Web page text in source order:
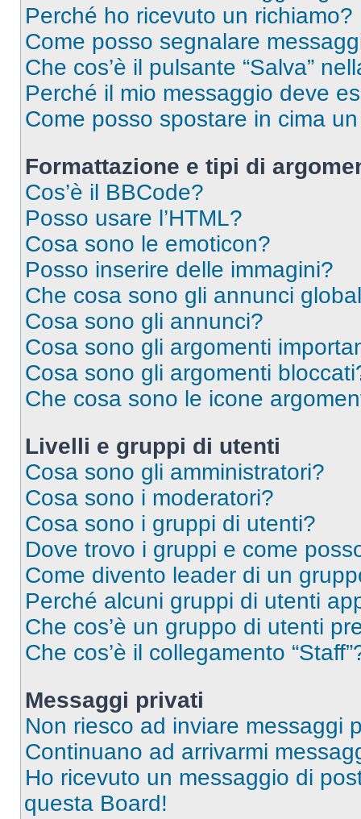
Perché ho ricevuto un richiamo?
Come posso segnalare
Che cos’è il pulsante “Salva”
Perché il mio messaggio deve
Come posso spostare in cima
Formattazione e tipi di
Cos’è il BBCode?
Posso usare l’HTML?
Cosa sono le emoticon?
Posso inserire delle immagini?
Che cosa sono gli annunci
Cosa sono gli annunci?
Cosa sono gli argomenti
Cosa sono gli argomenti
Che cosa sono le icone
Livelli e gruppi di utenti
Cosa sono gli amministratori?
Cosa sono i moderatori?
Cosa sono i gruppi di utenti?
Dove trovo i gruppi e come
Come divento leader di un
Perché alcuni gruppi di utenti
Che cos’è un gruppo di utenti
Che cos’è il collegamento
Messaggi privati
Non riesco ad inviare messaggi
Continuano ad arrivarmi
Ho ricevuto un messaggio di
questa Board!